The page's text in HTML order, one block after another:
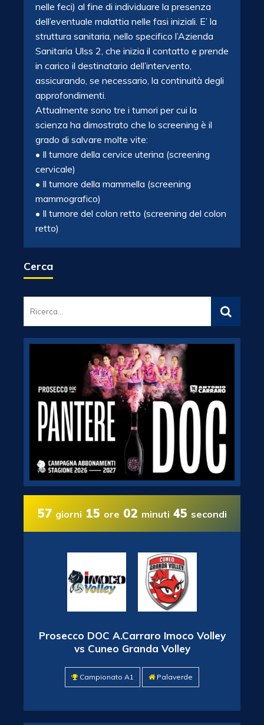
nelle feci) al fine di individuare la presenza
dell’eventuale malattia nelle fasi iniziali. E’ la
struttura sanitaria, nello specifico l’Azienda
Sanitaria Ulss 2, che inizia il contatto e prende
in carico il destinatario dell’intervento,
assicurando, se necessario, la continuità degli
approfondimenti.
Attualmente sono tre i tumori per cui la
scienza ha dimostrato che lo screening è il
grado di salvare molte vite:
• Il tumore della cervice uterina (screening
cervicale)
• Il tumore della mammella (screening
mammografico)
• Il tumore del colon retto (screening del colon
retto)
Cerca
57 giorni 15 ore 02 minuti 44 secondi
Prosecco DOC A.Carraro Imoco Volley
vs Cuneo Granda Volley
Campionato A1 Palaverde